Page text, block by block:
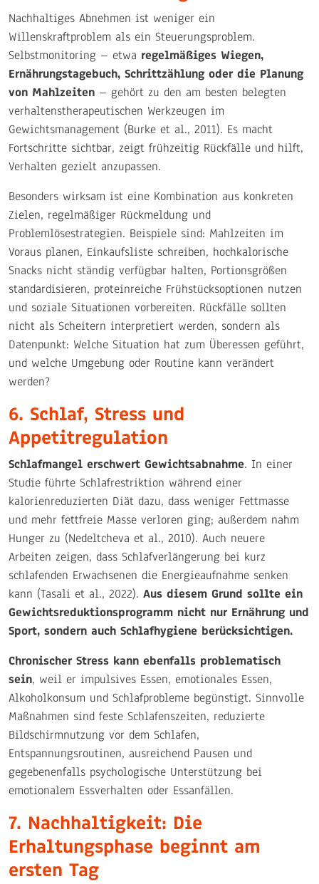
Nachhaltiges Abnehmen ist weniger ein
Willenskraftproblem als ein Steuerungsproblem.
Selbstmonitoring – etwa regelmäßiges Wiegen,
Ernährungstagebuch, Schrittzählung oder die Planung
von Mahlzeiten – gehört zu den am besten belegten
verhaltenstherapeutischen Werkzeugen im
Gewichtsmanagement (Burke et al., 2011). Es macht
Fortschritte sichtbar, zeigt frühzeitig Rückfälle und hilft,
Verhalten gezielt anzupassen.
Besonders wirksam ist eine Kombination aus konkreten
Zielen, regelmäßiger Rückmeldung und
Problemlösestrategien. Beispiele sind: Mahlzeiten im
Voraus planen, Einkaufsliste schreiben, hochkalorische
Snacks nicht ständig verfügbar halten, Portionsgrößen
standardisieren, proteinreiche Frühstücksoptionen nutzen
und soziale Situationen vorbereiten. Rückfälle sollten
nicht als Scheitern interpretiert werden, sondern als
Datenpunkt: Welche Situation hat zum Überessen geführt,
und welche Umgebung oder Routine kann verändert
werden?
6. Schlaf, Stress und
Appetitregulation
Schlafmangel erschwert Gewichtsabnahme. In einer
Studie führte Schlafrestriktion während einer
kalorienreduzierten Diät dazu, dass weniger Fettmasse
und mehr fettfreie Masse verloren ging; außerdem nahm
Hunger zu (Nedeltcheva et al., 2010). Auch neuere
Arbeiten zeigen, dass Schlafverlängerung bei kurz
schlafenden Erwachsenen die Energieaufnahme senken
kann (Tasali et al., 2022). Aus diesem Grund sollte ein
Gewichtsreduktionsprogramm nicht nur Ernährung und
Sport, sondern auch Schlafhygiene berücksichtigen.
Chronischer Stress kann ebenfalls problematisch
sein, weil er impulsives Essen, emotionales Essen,
Alkoholkonsum und Schlafprobleme begünstigt. Sinnvolle
Maßnahmen sind feste Schlafenszeiten, reduzierte
Bildschirmnutzung vor dem Schlafen,
Entspannungsroutinen, ausreichend Pausen und
gegebenenfalls psychologische Unterstützung bei
emotionalem Essverhalten oder Essanfällen.
7. Nachhaltigkeit: Die
Erhaltungsphase beginnt am
ersten Tag